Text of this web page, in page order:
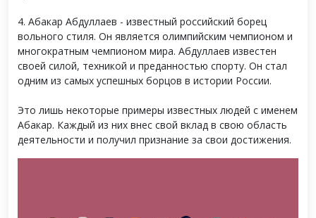
4. Абакар Абдуллаев - известный российский борец
вольного стиля. Он является олимпийским чемпионом и
многократным чемпионом мира. Абдуллаев известен
своей силой, техникой и преданностью спорту. Он стал
одним из самых успешных борцов в истории России.
Это лишь некоторые примеры известных людей с именем
Абакар. Каждый из них внес свой вклад в свою область
деятельности и получил признание за свои достижения.